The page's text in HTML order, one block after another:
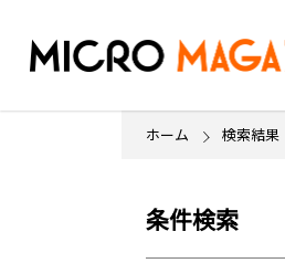
ホーム 検索結果
条件検索